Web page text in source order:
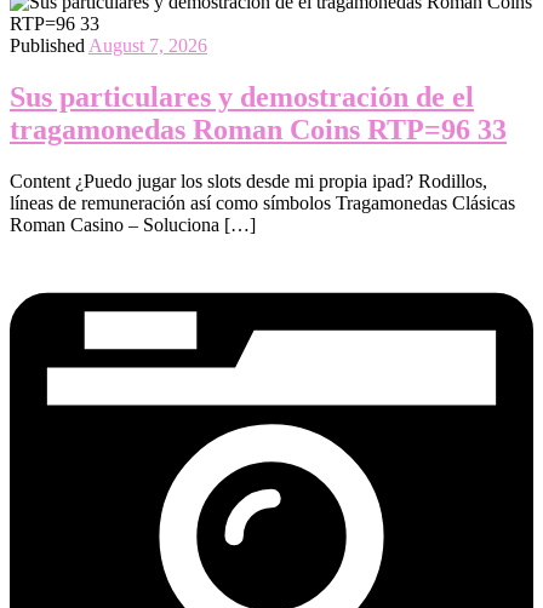
Published August 7, 2026
Sus particulares y demostración de el
tragamonedas Roman Coins RTP=96 33
Content ¿Puedo jugar los slots desde mi propia ipad? Rodillos,
líneas de remuneración así­ como símbolos Tragamonedas Clásicas
Roman Casino – Soluciona […]